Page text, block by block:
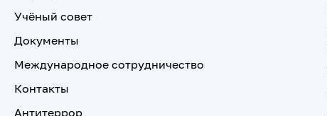
Учёный совет
Документы
Международное сотрудничество
Контакты
Антитеррор